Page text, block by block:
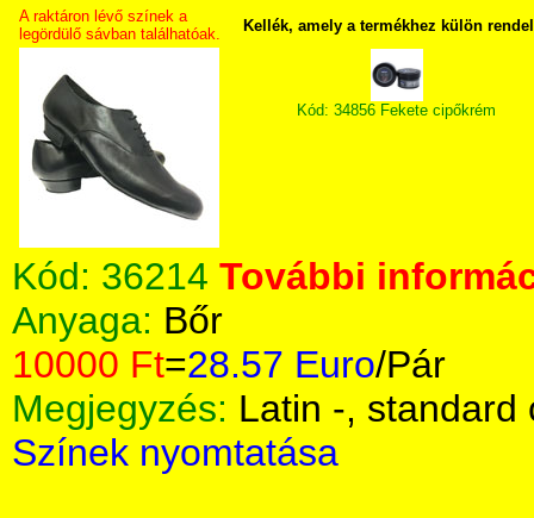
A raktáron lévő színek a
legördülő sávban találhatóak.
Kellék, amely a termékhez külön
Kód: 34856 Fekete cipőkrém
Kód: 36214 További
Anyaga: Bőr
10000 Ft=28.57 Euro/Pár
Megjegyzés: Latin -, standard
Színek nyomtatása